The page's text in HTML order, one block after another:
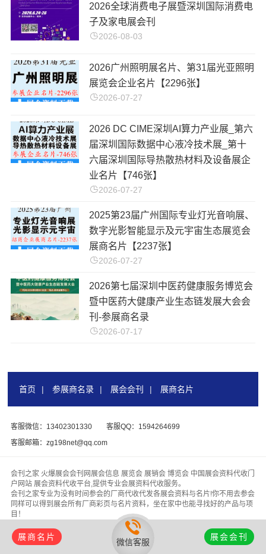
​2026全球消费电子展暨深圳国际消费电
子及家电展会刊
2026-08-03
2026广州照明展名片、第31届光亚照明
展览会企业名片【2296张】
2026-07-27
2026 DC CIME深圳AI算力产业展_第六
届深圳国际数据中心液冷技术展_第十
六届深圳国际导热散热材料及设备展企
业名片【746张】
2026-07-27
2025第23届广州国际专业灯光音响展、
数字光影智能显示及元宇宙生态展览会
展商名片【2237张】
2026-07-27
2026第七届深圳中医药健康服务博览会
暨中医药大健康产业生态链发展大会会
刊-参展商名录
2026-07-17
首页 | 参展商名录 | 展会会刊 | 展商名片
客服微信：13402301330
客服QQ：1594264699
客服邮箱：zg198net@qq.com
会刊之家 火爆展会会刊网展会信息 展览会 展销会 博览会 中国展会资料代收门
户网站 展会资料代收平台,提供专业会展资料代收服务。
会刊之家专业为没有时间参会的厂商代收代发各展会资料与名片!你不用去参会
同样可以得到展会所有厂商彩页与名片资料，坐在家中也能寻找好的产品与项
目！
【会刊之家www.zhanhuihuikan.com】
羊，为客户找厂家、为厂家找客户！
展商名片
微信客服
展会会刊